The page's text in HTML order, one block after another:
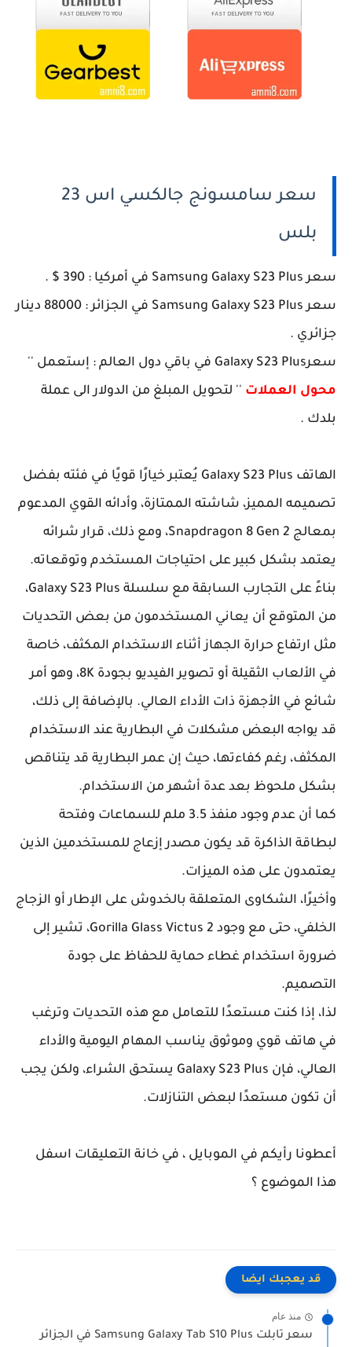
سعر سامسونج جالكسي اس 23
بلس
سعر Samsung Galaxy S23 Plus في أمركيا : 390 $ .
سعر Samsung Galaxy S23 Plus في الجزائر : 88000 دينار
جزائري .
سعرGalaxy S23 Plus في باقي دول العالم : إستعمل ''
محول العملات '' لتحويل المبلغ من الدولار الى عملة
بلدك .
الهاتف Galaxy S23 Plus يُعتبر خيارًا قويًا في فئته بفضل
تصميمه المميز، شاشته الممتازة، وأدائه القوي المدعوم
بمعالج Snapdragon 8 Gen 2، ومع ذلك، قرار شرائه
يعتمد بشكل كبير على احتياجات المستخدم وتوقعاته.
بناءً على التجارب السابقة مع سلسلة Galaxy S23 Plus،
من المتوقع أن يعاني المستخدمون من بعض التحديات
مثل ارتفاع حرارة الجهاز أثناء الاستخدام المكثف، خاصة
في الألعاب الثقيلة أو تصوير الفيديو بجودة 8K، وهو أمر
شائع في الأجهزة ذات الأداء العالي. بالإضافة إلى ذلك،
قد يواجه البعض مشكلات في البطارية عند الاستخدام
المكثف، رغم كفاءتها، حيث إن عمر البطارية قد يتناقص
بشكل ملحوظ بعد عدة أشهر من الاستخدام.
كما أن عدم وجود منفذ 3.5 ملم للسماعات وفتحة
لبطاقة الذاكرة قد يكون مصدر إزعاج للمستخدمين الذين
يعتمدون على هذه الميزات.
وأخيرًا، الشكاوى المتعلقة بالخدوش على الإطار أو الزجاج
الخلفي، حتى مع وجود Gorilla Glass Victus 2، تشير إلى
ضرورة استخدام غطاء حماية للحفاظ على جودة
التصميم.
لذا، إذا كنت مستعدًا للتعامل مع هذه التحديات وترغب
في هاتف قوي وموثوق يناسب المهام اليومية والأداء
العالي، فإن Galaxy S23 Plus يستحق الشراء، ولكن يجب
أن تكون مستعدًا لبعض التنازلات.
أعطونا رأيكم في الموبايل ، في خانة التعليقات اسفل
هذا الموضوع ؟
قد يعجبك ايضا
منذ عام
سعر تابلت Samsung Galaxy Tab S10 Plus في الجزائر